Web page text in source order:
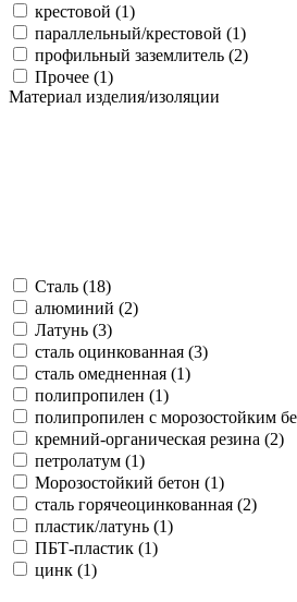
крестовой (1)
параллельный/крестовой (1)
профильный заземлитель (2)
Прочее (1)
Материал изделия/изоляции
Сталь (18)
алюминий (2)
Латунь (3)
сталь оцинкованная (3)
сталь омедненная (1)
полипропилен (1)
полипропилен с морозостойким
кремний-органическая резина (2)
петролатум (1)
Морозостойкий бетон (1)
сталь горячеоцинкованная (2)
пластик/латунь (1)
ПБТ-пластик (1)
цинк (1)